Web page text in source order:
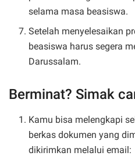
selama masa beasiswa.
Setelah menyelesaikan
beasiswa harus segera
Darussalam.
Berminat? Simak
Kamu bisa melengkapi
berkas dokumen yang
dikirimkan melalui email: